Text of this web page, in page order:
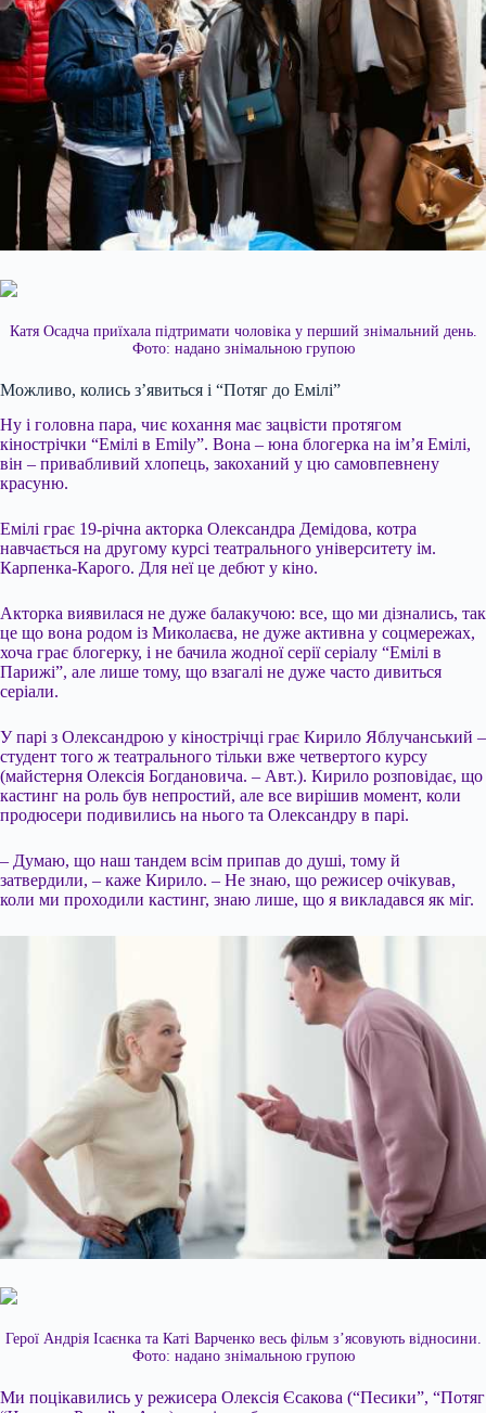
Катя Осадча приїхала підтримати чоловіка у перший знімальний день.
Фото: надано знімальною групою
Можливо, колись з’явиться і “Потяг до Емілі”
Ну і головна пара, чиє кохання має зацвісти протягом
кінострічки “Емілі в Emily”. Вона – юна блогерка на ім’я Емілі,
він – привабливий хлопець, закоханий у цю самовпевнену
красуню.
Емілі грає 19-річна акторка Олександра Демідова, котра
навчається на другому курсі театрального університету ім.
Карпенка-Карого. Для неї це дебют у кіно.
Акторка виявилася не дуже балакучою: все, що ми дізнались, так
це що вона родом із Миколаєва, не дуже активна у соцмережах,
хоча грає блогерку, і не бачила жодної серії серіалу “Емілі в
Парижі”, але лише тому, що взагалі не дуже часто дивиться
серіали.
У парі з Олександрою у кінострічці грає Кирило Яблучанський –
студент того ж театрального тільки вже четвертого курсу
(майстерня Олексія Богдановича. – Авт.). Кирило розповідає, що
кастинг на роль був непростий, але все вирішив момент, коли
продюсери подивились на нього та Олександру в парі.
– Думаю, що наш тандем всім припав до душі, тому й
затвердили, – каже Кирило. – Не знаю, що режисер очікував,
коли ми проходили кастинг, знаю лише, що я викладався як міг.
Герої Андрія Ісаєнка та Каті Варченко весь фільм з’ясовують відносини.
Фото: надано знімальною групою
Ми поцікавились у режисера Олексія Єсакова (“Песики”, “Потяг